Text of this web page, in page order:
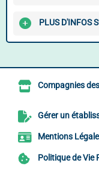
PLUS D'INFOS
Compagnies
Gérer un
Mentions
Politique de Vie